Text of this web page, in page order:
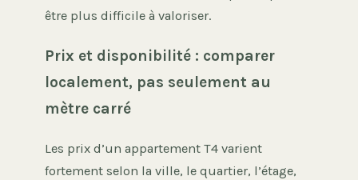
être plus difficile à valoriser.
Prix et disponibilité : comparer
localement, pas seulement au
mètre carré
Les prix d’un appartement T4 varient
fortement selon la ville, le quartier, l’étage,